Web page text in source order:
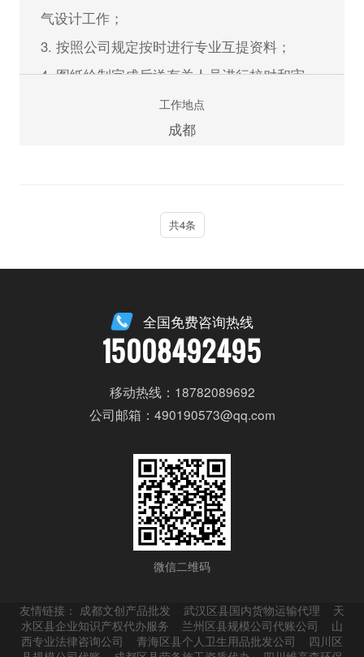
气设计工作；
3. 按照公司规定按时进行专业互提资料；
4. 图纸绘制完成后送有关人员进行校对和审
核，根据校对审核意见进行图纸的修改；
5. 服从上级工作分配，及时完成领导交办的临
1. 电气自动化或工业自动化等相关专业,本科及
目设计三年以上经验者；
3. 熟练AUTOCAD，天正，PHOTOSHOP等制
4. 工作细心，责任心强，有条理，效率高，配
工作地点
成都
共4条
全国免费咨询热线
15008492495
移动热线：18782089692
公司邮箱：490190573@qq.com
微信二维码
友情链接： 成都文创产品批发 武汉区县国内货物运输代理
天
水区县企业知识产权代办服务
兰州区县规模公司代账公司
山
西专业法律咨询公司
青海区县个人卫生用品批发公司
四川区